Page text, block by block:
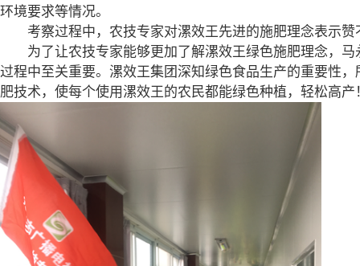
环境要求等情况。
考察过程中，农技专家对漯效王先进的施肥理念表示赞
为了让农技专家能够更加了解漯效王绿色施肥理念，马
过程中至关重要。漯效王集团深知绿色食品生产的重要性
肥技术，使每个使用漯效王的农民都能绿色种植，轻松高产